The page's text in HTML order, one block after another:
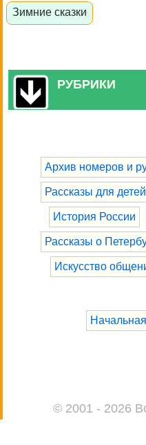
Зимние сказки
РУБРИКИ
Архив номеров и
Рассказы для детей
История России
Рассказы о
Искусство
© 2001 - 2026